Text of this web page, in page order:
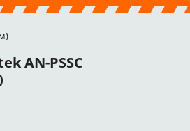
AN-PSSC